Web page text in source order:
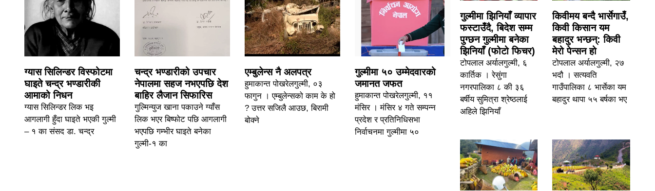
ग्यास सिलिन्डर विस्फोटमा
घाइते चन्द्र भण्डारीकी
आमाको निधन
ग्यास सिलिन्डर लिक भइ
आगलागी हुँदा घाइते भएकी गुल्मी
– १ का संसद डा. चन्द्र
चन्द्र भण्डारीको उपचार
नेपालमा सहज नभएपछि देश
बाहिर लैजान सिफारिस
गुल्मिन्युज खाना पकाउने ग्याँस
लिक भएर बिष्फोट पछि आगलागी
भएपछि गम्भीर घाइते बनेका
गुल्मी-१ का
एम्बुलेन्स नै अलपत्र
हुमाकान्त पोखरेलगुल्मी, ०३
फागुन । एम्बुलेन्सको काम के हो
? उत्तर सजिलै आउछ, बिरामी
बोक्ने
गुल्मीमा ५० उम्मेदवारको
जमानत जफत
हुमाकान्त पोखरेलगुल्मी, ११
मंसिर । मंसिर ४ गते सम्पन्न
प्रदेश र प्रतिनिधिसभा
निर्वाचनमा गुल्मीमा ५०
गुल्मीमा झिनियाँ व्यापार
फस्टाउँदै, बिदेश सम्म
पुग्छन गुल्मीमा बनेका
झिनियाँ (फोटो फिचर)
टोपलाल अर्यालगुल्मी, ६
कार्तिक । रेसुंगा
नगरपालिका ८ की ३६
बर्षीय सुमित्रा श्रेष्ठलाई
अहिले झिनियाँ
किवीमय बन्दै भार्सेगाउँ,
किवी किसान यम
बहादुर भन्छन्: किवी
मेरो पेन्सन हो
टोपलाल अर्यालगुल्मी, २७
भदौ । सत्यवति
गाउँपालिका ८ भार्सेका यम
बहादुर थापा ५५ बर्षका भए